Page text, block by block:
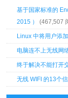
基于国家标准的
2015 ）
(467,507
Linux 中将用户添
电脑连不上无线网
终于解决不能打开
无线 WIFI 的13个